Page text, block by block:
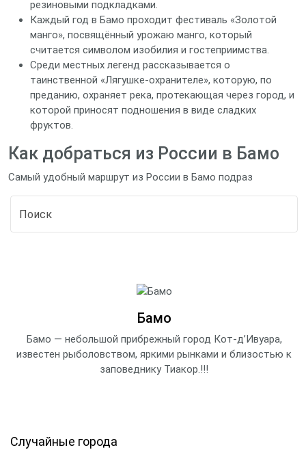
резиновыми подкладками.
Каждый год в Бамо проходит фестиваль «Золотой
манго», посвящённый урожаю манго, который
считается символом изобилия и гостеприимства.
Среди местных легенд рассказывается о
таинственной «Лягушке-охранителе», которую, по
преданию, охраняет река, протекающая через город, и
которой приносят подношения в виде сладких
фруктов.
Как добраться из России в Бамо
Самый удобный маршрут из России в Бамо подраз
Бамо
Бамо — небольшой прибрежный город Кот-д’Ивуара,
известен рыболовством, яркими рынками и близостью к
заповеднику Тиакор.!!!
Случайные города